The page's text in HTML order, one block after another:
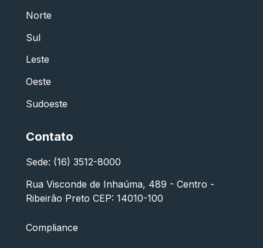
Norte
Sul
Leste
Oeste
Sudoeste
Contato
Sede: (16) 3512-8000
Rua Visconde de Inhaúma, 489 - Centro -
Ribeirão Preto CEP: 14010-100
Compliance